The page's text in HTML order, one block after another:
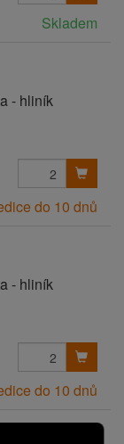
Skladem
- hliník
do 10 dnů
- hliník
do 10 dnů